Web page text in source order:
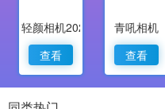
轻颜相机2022最新版
查看
青吼相机
查看